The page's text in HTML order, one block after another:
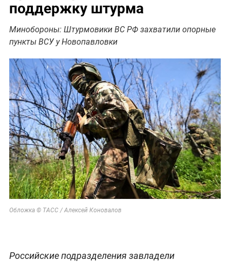
поддержку штурма
Минобороны: Штурмовики ВС РФ захватили опорные
пункты ВСУ у Новопавловки
Обложка © ТАСС / Алексей Коновалов
Российские подразделения завладели